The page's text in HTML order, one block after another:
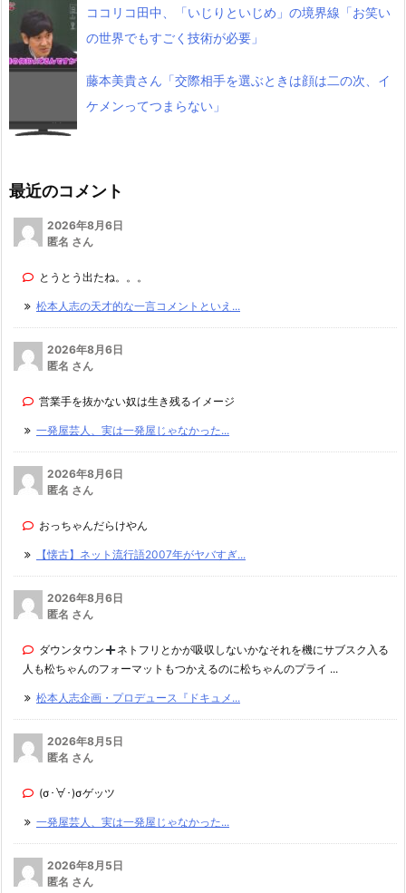
ココリコ田中、「いじりといじめ」の境界線「お笑い
の世界でもすごく技術が必要」
藤本美貴さん「交際相手を選ぶときは顔は二の次、イ
ケメンってつまらない」
最近のコメント
2026年8月6日
匿名 さん
とうとう出たね。。。
松本人志の天才的な一言コメントといえ...
2026年8月6日
匿名 さん
営業手を抜かない奴は生き残るイメージ
一発屋芸人、実は一発屋じゃなかった...
2026年8月6日
匿名 さん
おっちゃんだらけやん
【懐古】ネット流行語2007年がヤバすぎ...
2026年8月6日
匿名 さん
ダウンタウン
ネトフリとかが吸収しないかなそれを機にサブスク入る
人も松ちゃんのフォーマットもつかえるのに松ちゃんのプライ ...
松本人志企画・プロデュース『ドキュメ...
2026年8月5日
匿名 さん
(σ･∀･)σゲッツ
一発屋芸人、実は一発屋じゃなかった...
2026年8月5日
匿名 さん